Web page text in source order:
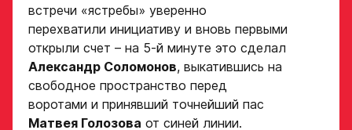
встречи «ястребы» уверенно
перехватили инициативу и вновь первыми
открыли счет – на 5-й минуте это сделал
Александр Соломонов, выкатившись на
свободное пространство перед
воротами и принявший точнейший пас
Матвея Голозова от синей линии.
Заявка
на просмотр